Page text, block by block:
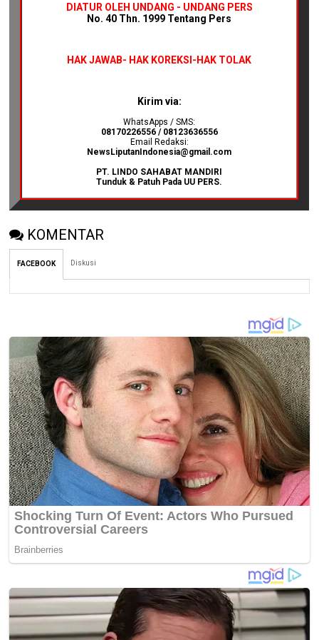
DIATUR OLEH UNDANG - UNDANG PERS
No. 40 Thn. 1999 Tentang Pers
HAK JAWAB- HAK KOREKSI-HAK TOLAK
Kirim via:
WhatsApps / SMS:
08170226556 / 08123636556
Email Redaksi:
NewsLiputanIndonesia@gmail.com
PT. LINDO SAHABAT MANDIRI
Tunduk & Patuh Pada UU PERS.
KOMENTAR
FACEBOOK Diskusi